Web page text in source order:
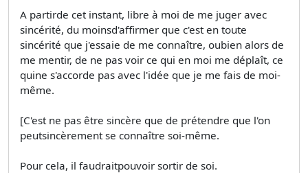
A partirde cet instant, libre à moi de me juger avec
sincérité, du moinsd'affirmer que c'est en toute
sincérité que j'essaie de me connaître, oubien alors de
me mentir, de ne pas voir ce qui en moi me déplaît, ce
quine s'accorde pas avec l'idée que je me fais de moi-
même.
[C'est ne pas être sincère que de prétendre que l'on
peutsincèrement se connaître soi-même.
Pour cela, il faudraitpouvoir sortir de soi.